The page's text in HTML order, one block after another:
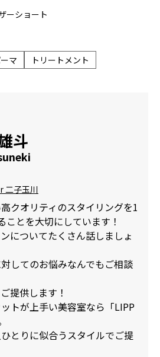
ーショート
マ トリートメント
斗
二子玉川
クオリティのスタイリングを1
ことを大切にしています！
についてたくさん話しましょ
してのお悩みなんでもご相談
提供します！
トが上手い美容室なら「LIPP
とりに似合うスタイルでご提